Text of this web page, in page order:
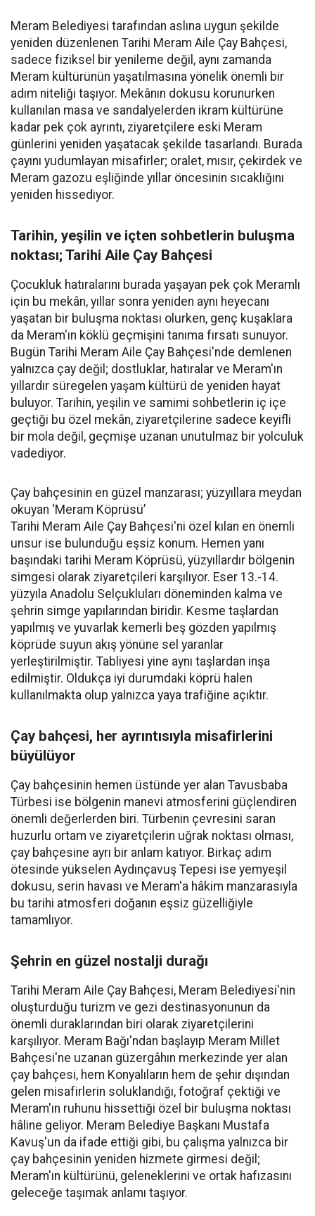
Meram Belediyesi tarafından aslına uygun şekilde
yeniden düzenlenen Tarihi Meram Aile Çay Bahçesi,
sadece fiziksel bir yenileme değil, aynı zamanda
Meram kültürünün yaşatılmasına yönelik önemli bir
adım niteliği taşıyor. Mekânın dokusu korunurken
kullanılan masa ve sandalyelerden ikram kültürüne
kadar pek çok ayrıntı, ziyaretçilere eski Meram
günlerini yeniden yaşatacak şekilde tasarlandı. Burada
çayını yudumlayan misafirler; oralet, mısır, çekirdek ve
Meram gazozu eşliğinde yıllar öncesinin sıcaklığını
yeniden hissediyor.
Tarihin, yeşilin ve içten sohbetlerin buluşma
noktası; Tarihi Aile Çay Bahçesi
Çocukluk hatıralarını burada yaşayan pek çok Meramlı
için bu mekân, yıllar sonra yeniden aynı heyecanı
yaşatan bir buluşma noktası olurken, genç kuşaklara
da Meram'ın köklü geçmişini tanıma fırsatı sunuyor.
Bugün Tarihi Meram Aile Çay Bahçesi'nde demlenen
yalnızca çay değil; dostluklar, hatıralar ve Meram'ın
yıllardır süregelen yaşam kültürü de yeniden hayat
buluyor. Tarihin, yeşilin ve samimi sohbetlerin iç içe
geçtiği bu özel mekân, ziyaretçilerine sadece keyifli
bir mola değil, geçmişe uzanan unutulmaz bir yolculuk
vadediyor.
Çay bahçesinin en güzel manzarası; yüzyıllara meydan
okuyan ‘Meram Köprüsü’
Tarihi Meram Aile Çay Bahçesi'ni özel kılan en önemli
unsur ise bulunduğu eşsiz konum. Hemen yanı
başındaki tarihi Meram Köprüsü, yüzyıllardır bölgenin
simgesi olarak ziyaretçileri karşılıyor. Eser 13.-14.
yüzyıla Anadolu Selçukluları döneminden kalma ve
şehrin simge yapılarından biridir. Kesme taşlardan
yapılmış ve yuvarlak kemerli beş gözden yapılmış
köprüde suyun akış yönüne sel yaranlar
yerleştirilmiştir. Tabliyesi yine aynı taşlardan inşa
edilmiştir. Oldukça iyi durumdaki köprü halen
kullanılmakta olup yalnızca yaya trafiğine açıktır.
Çay bahçesi, her ayrıntısıyla misafirlerini
büyülüyor
Çay bahçesinin hemen üstünde yer alan Tavusbaba
Türbesi ise bölgenin manevi atmosferini güçlendiren
önemli değerlerden biri. Türbenin çevresini saran
huzurlu ortam ve ziyaretçilerin uğrak noktası olması,
çay bahçesine ayrı bir anlam katıyor. Birkaç adım
ötesinde yükselen Aydınçavuş Tepesi ise yemyeşil
dokusu, serin havası ve Meram'a hâkim manzarasıyla
bu tarihi atmosferi doğanın eşsiz güzelliğiyle
tamamlıyor.
Şehrin en güzel nostalji durağı
Tarihi Meram Aile Çay Bahçesi, Meram Belediyesi'nin
oluşturduğu turizm ve gezi destinasyonunun da
önemli duraklarından biri olarak ziyaretçilerini
karşılıyor. Meram Bağı'ndan başlayıp Meram Millet
Bahçesi'ne uzanan güzergâhın merkezinde yer alan
çay bahçesi, hem Konyalıların hem de şehir dışından
gelen misafirlerin soluklandığı, fotoğraf çektiği ve
Meram'ın ruhunu hissettiği özel bir buluşma noktası
hâline geliyor. Meram Belediye Başkanı Mustafa
Kavuş'un da ifade ettiği gibi, bu çalışma yalnızca bir
çay bahçesinin yeniden hizmete girmesi değil;
Meram'ın kültürünü, geleneklerini ve ortak hafızasını
geleceğe taşımak anlamı taşıyor.